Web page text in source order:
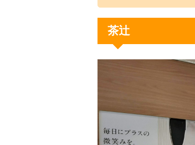
茶辻